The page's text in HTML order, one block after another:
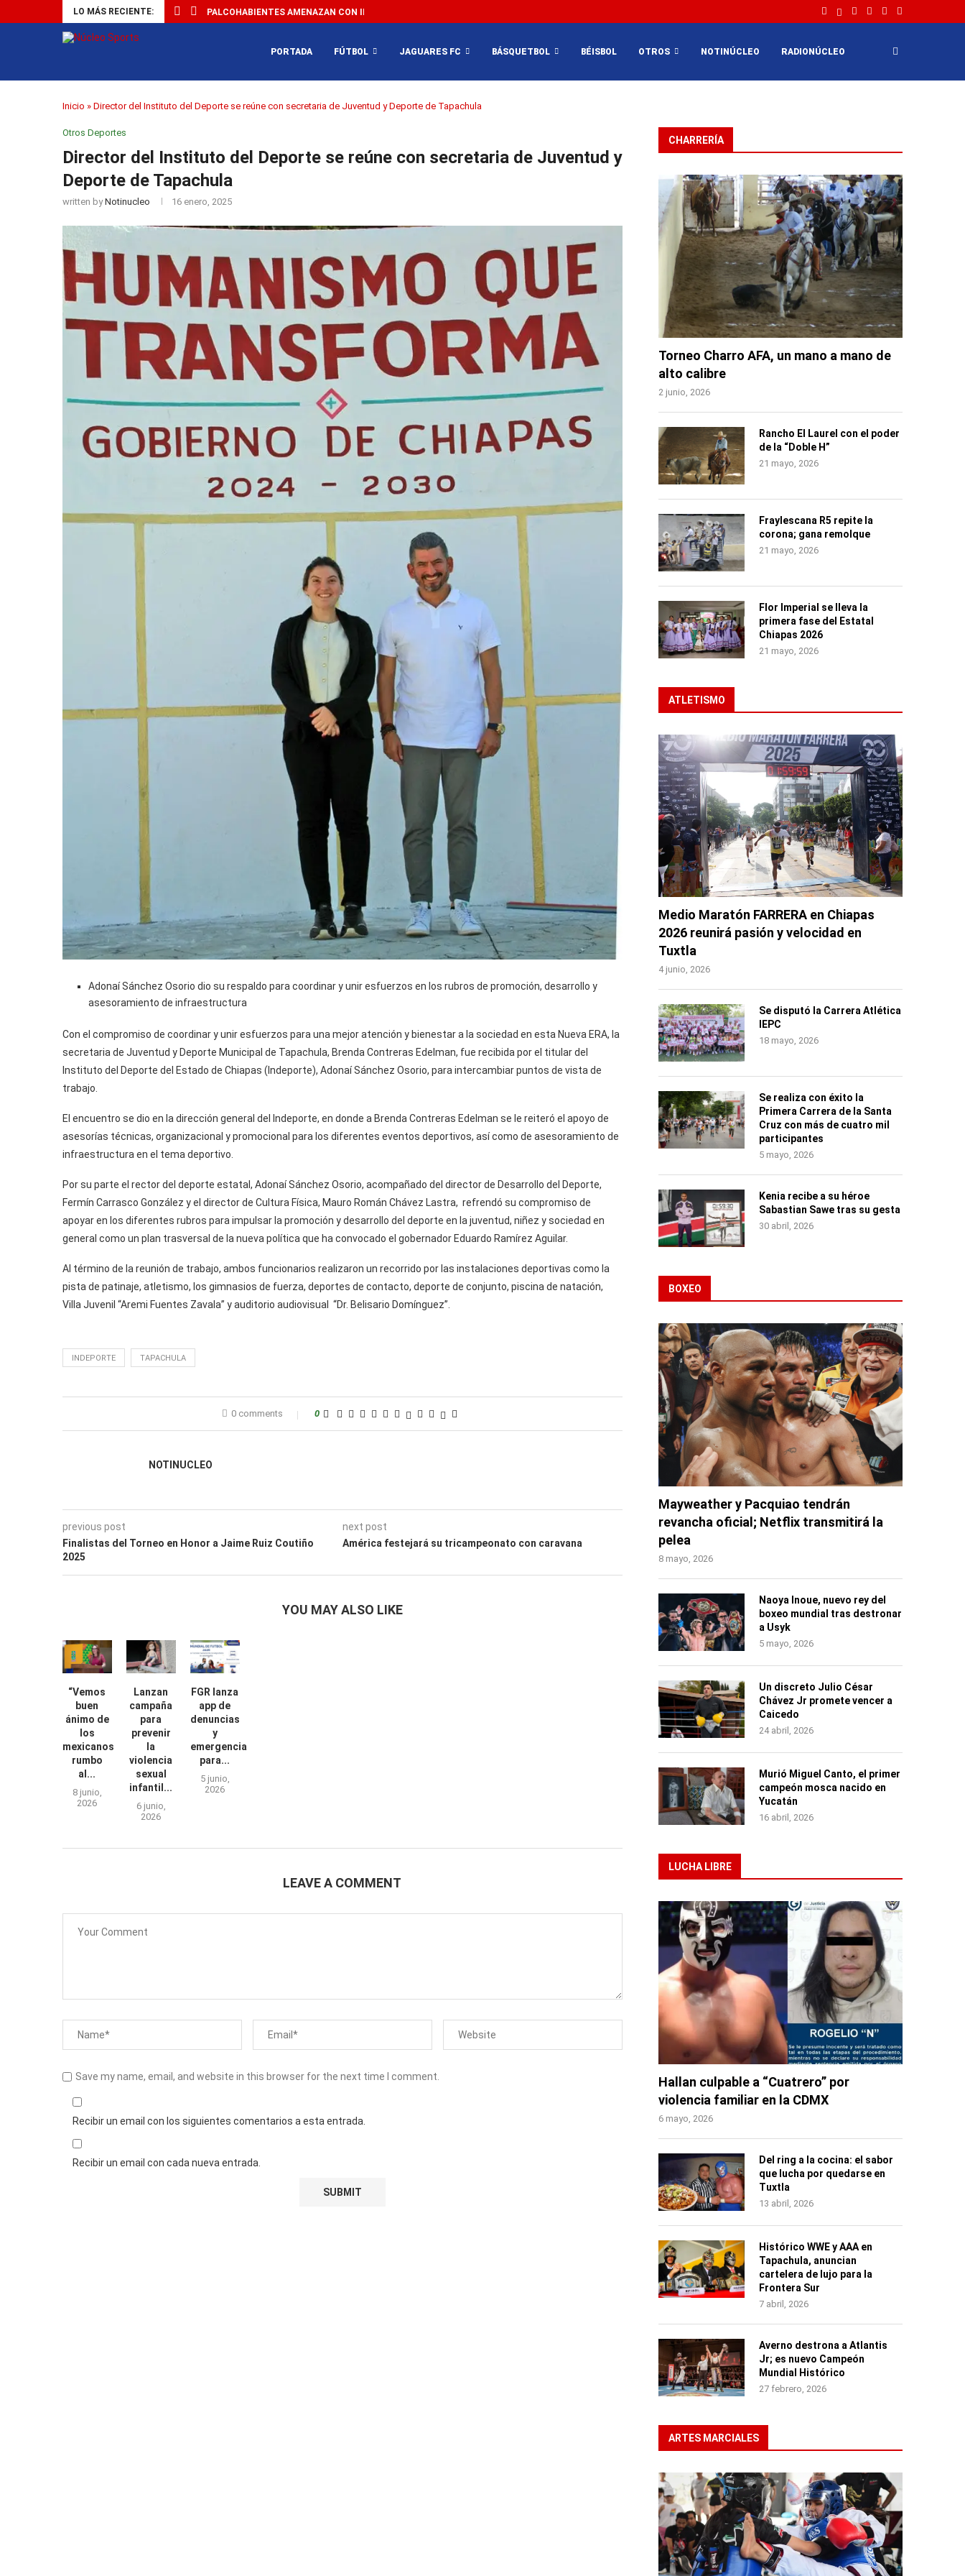
LO MÁS RECIENTE: PALCOHABIENTES AMENAZAN CON IMPEDIR EL MÉXICO VS SUDÁFRICA...
PORTADA FÚTBOL JAGUARES FC BÁSQUETBOL BÉISBOL OTROS NOTINÚCLEO RADIONÚCLEO
Inicio » Director del Instituto del Deporte se reúne con secretaria de Juventud y Deporte de Tapachula
Otros Deportes
Director del Instituto del Deporte se reúne con secretaria de Juventud y
Deporte de Tapachula
written byNotinucleo 16 enero, 2025
Adonaí Sánchez Osorio dio su respaldo para coordinar y unir esfuerzos en los rubros de promoción, desarrollo y
asesoramiento de infraestructura
Con el compromiso de coordinar y unir esfuerzos para una mejor atención y bienestar a la sociedad en esta Nueva ERA, la
secretaria de Juventud y Deporte Municipal de Tapachula, Brenda Contreras Edelman, fue recibida por el titular del
Instituto del Deporte del Estado de Chiapas (Indeporte), Adonaí Sánchez Osorio, para intercambiar puntos de vista de
trabajo.
El encuentro se dio en la dirección general del Indeporte, en donde a Brenda Contreras Edelman se le reiteró el apoyo de
asesorías técnicas, organizacional y promocional para los diferentes eventos deportivos, así como de asesoramiento de
infraestructura en el tema deportivo.
Por su parte el rector del deporte estatal, Adonaí Sánchez Osorio, acompañado del director de Desarrollo del Deporte,
Fermín Carrasco González y el director de Cultura Física, Mauro Román Chávez Lastra, refrendó su compromiso de
apoyar en los diferentes rubros para impulsar la promoción y desarrollo del deporte en la juventud, niñez y sociedad en
general como un plan trasversal de la nueva política que ha convocado el gobernador Eduardo Ramírez Aguilar.
Al término de la reunión de trabajo, ambos funcionarios realizaron un recorrido por las instalaciones deportivas como la
pista de patinaje, atletismo, los gimnasios de fuerza, deportes de contacto, deporte de conjunto, piscina de natación,
Villa Juvenil “Aremi Fuentes Zavala” y auditorio audiovisual “Dr. Belisario Domínguez”.
INDEPORTE TAPACHULA
0 comments 0
NOTINUCLEO
previous post
Finalistas del Torneo en Honor a Jaime Ruiz Coutiño
2025
next post
América festejará su tricampeonato con caravana
YOU MAY ALSO LIKE
“Vemos
buen
ánimo de
los
mexicanos
rumbo
al...
8 junio,
2026
Lanzan
campaña
para
prevenir
la
violencia
sexual
infantil...
6 junio,
2026
FGR lanza
app de
denuncias
y
emergencias
para...
5 junio,
2026
LEAVE A COMMENT
Save my name, email, and website in this browser for the next time I comment.
Recibir un email con los siguientes comentarios a esta entrada.
Recibir un email con cada nueva entrada.
CHARRERÍA
Torneo Charro AFA, un mano a mano de
alto calibre
2 junio, 2026
Rancho El Laurel con el poder
de la “Doble H”
21 mayo, 2026
Fraylescana R5 repite la
corona; gana remolque
21 mayo, 2026
Flor Imperial se lleva la
primera fase del Estatal
Chiapas 2026
21 mayo, 2026
ATLETISMO
Medio Maratón FARRERA en Chiapas
2026 reunirá pasión y velocidad en
Tuxtla
4 junio, 2026
Se disputó la Carrera Atlética
IEPC
18 mayo, 2026
Se realiza con éxito la
Primera Carrera de la Santa
Cruz con más de cuatro mil
participantes
5 mayo, 2026
Kenia recibe a su héroe
Sabastian Sawe tras su gesta
30 abril, 2026
BOXEO
Mayweather y Pacquiao tendrán
revancha oficial; Netflix transmitirá la
pelea
8 mayo, 2026
Naoya Inoue, nuevo rey del
boxeo mundial tras destronar
a Usyk
5 mayo, 2026
Un discreto Julio César
Chávez Jr promete vencer a
Caicedo
24 abril, 2026
Murió Miguel Canto, el primer
campeón mosca nacido en
Yucatán
16 abril, 2026
LUCHA LIBRE
Hallan culpable a “Cuatrero” por
violencia familiar en la CDMX
6 mayo, 2026
Del ring a la cocina: el sabor
que lucha por quedarse en
Tuxtla
13 abril, 2026
Histórico WWE y AAA en
Tapachula, anuncian
cartelera de lujo para la
Frontera Sur
7 abril, 2026
Averno destrona a Atlantis
Jr; es nuevo Campeón
Mundial Histórico
27 febrero, 2026
ARTES MARCIALES